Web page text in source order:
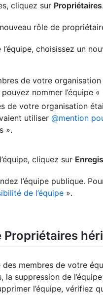
cliquez sur Propriétaires.
rôle de
choisissez un
de votre organisation
nommer l’équipe «
de votre organisation
utiliser @mention
».
cliquez sur
l’équipe publique.
de l’équipe ».
Propriétaires
des membres de votre
la suppression de
l’équipe, vérifiez